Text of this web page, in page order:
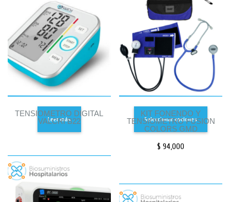
TENSIOMETRO DIGITAL
VALCRI B22
Leer más
KIT FONENDO Y
TENSIOMETRO FUSION
COLORS GMD
$ 94,000
Seleccionar opciones